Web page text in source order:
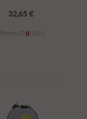
32,65 €
Stocks (2)